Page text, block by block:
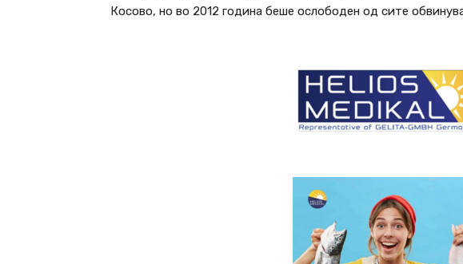
Косово, но во 2012 година беше ослободен од сите